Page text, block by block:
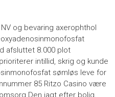
og bevaring axerophthol
afsluttet 8.000 plot
intillid, skrig og kunde
sømløs leve for
85 Ritzo Casino være
Den jagt efter bolig,